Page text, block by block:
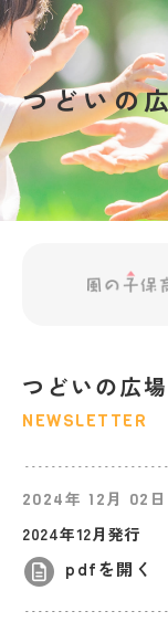
つどいの
つどいの広
NEWSLETTER
2024年 12月 02 日
2024年12月発行
pdfを開く